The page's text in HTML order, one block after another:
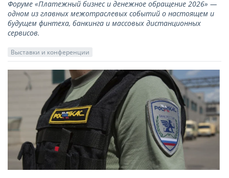
Форуме «Платежный бизнес и денежное обращение 2026» —
одном из главных межотраслевых событий о настоящем и
будущем финтеха, банкинга и массовых дистанционных
сервисов.
Выставки и конференции